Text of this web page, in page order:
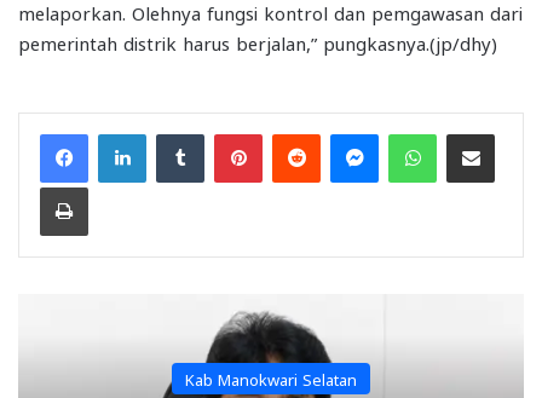
melaporkan. Olehnya fungsi kontrol dan pemgawasan dari
pemerintah distrik harus berjalan,” pungkasnya.(jp/dhy)
FacebookLinkedInTumblr PinterestReddit MessengerWhatsAppShare via Email
Print
Kab Manokwari Selatan